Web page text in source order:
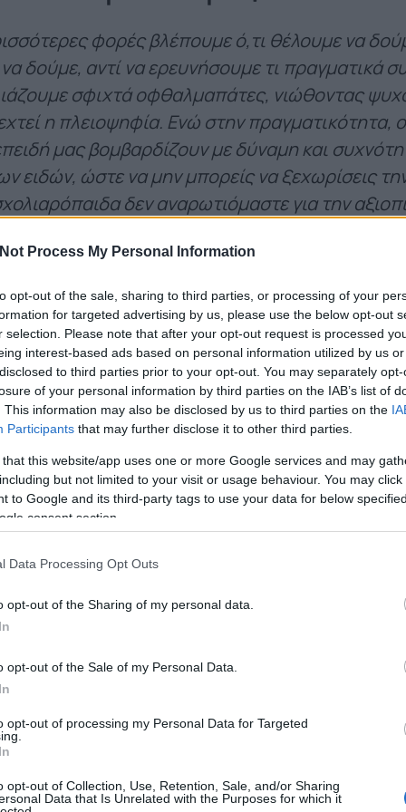
Process My Personal Information
opt-out of the sale, sharing to third parties, or processing of your
for targeted advertising by us, please use the below opt-out
selection. Please note that after your opt-out request is processed
interest-based ads based on personal information utilized by us
to third parties prior to your opt-out. You may separately
of your personal information by third parties on the IAB’s list of
This information may also be disclosed by us to third parties on the
Participants that may further disclose it to other third parties.
that this website/app uses one or more Google services and may
but not limited to your visit or usage behaviour. You may
to Google and its third-party tags to use your data for below
consent section.
Data Processing Opt Outs
opt-out of the Sharing of my personal data.
opt-out of the Sale of my Personal Data.
opt-out of processing my Personal Data for Targeted
opt-out of Collection, Use, Retention, Sale, and/or Sharing
Data that Is Unrelated with the Purposes for which it
φορές βλέπουμε ό,τι θέλουμε να
δούμε, αντί να ερευνήσουμε τι πραγματικά
σφιχτά οφθαλμαπάτες, νιώθοντας
η πλειοψηφία. Ενώ στην
μας βομβαρδίζουν με δύναμη και
ειδών, ώστε να μην μπορείς να ξεχωρίσεις
δεν αναρωτιόμαστε για την
χάπι. Γιατί; Γιατί από τα παιδικά μας
πως η πορεία όλων μας πρέπει να
η αυθεντία, όπου κι αν βρίσκεται, έχει πάντα
Suzy Kassem αντικατοπτρίζει σε ένα
κοινωνίες. Δυστυχώς, σε όλη την
φόβο. Αναστατώνει και αμφισβητεί
αντικίνητρα για το κοινό, βιώσιμο,
τη μάθηση, την καινοτομία, και το επιχειρείν.
και φανατισμού που υπάρχει συχνά
μια ατζέντα εξέλιξης, θετικής αλλαγής, και
επιχειρήσεις, κυβερνήσεις και τον
εύκολο στόχο καθένα και καθετί με το
και φανατισμό που δεν έχουν ένα μόνο
ακαλλιέργητα νιάτα είναι πιο επιρρεπή στη
έντεχνα διάφορα είδη ρατσισμού,
αποσταθεροποίηση («να γίνουμε
αλλά και στην πραγματική ζωή ή ακόμα και
να προσπαθούν να κλείσουν σύνορα, γέφυρες,